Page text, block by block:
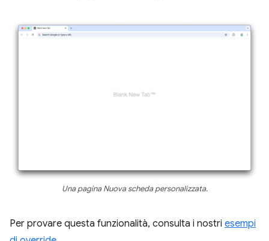
Una pagina Nuova scheda personalizzata.
Per provare questa funzionalità, consulta i nostri esempi